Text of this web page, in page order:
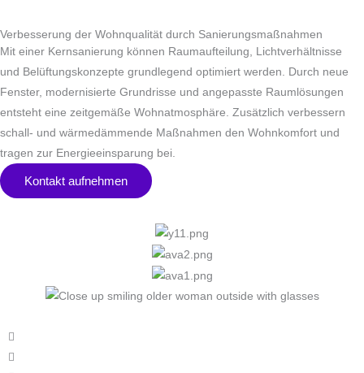
Verbesserung der Wohnqualität durch Sanierungsmaßnahmen
Mit einer Kernsanierung können Raumaufteilung, Lichtverhältnisse
und Belüftungskonzepte grundlegend optimiert werden. Durch neue
Fenster, modernisierte Grundrisse und angepasste Raumlösungen
entsteht eine zeitgemäße Wohnatmosphäre. Zusätzlich verbessern
schall- und wärmedämmende Maßnahmen den Wohnkomfort und
tragen zur Energieeinsparung bei.
Kontakt aufnehmen